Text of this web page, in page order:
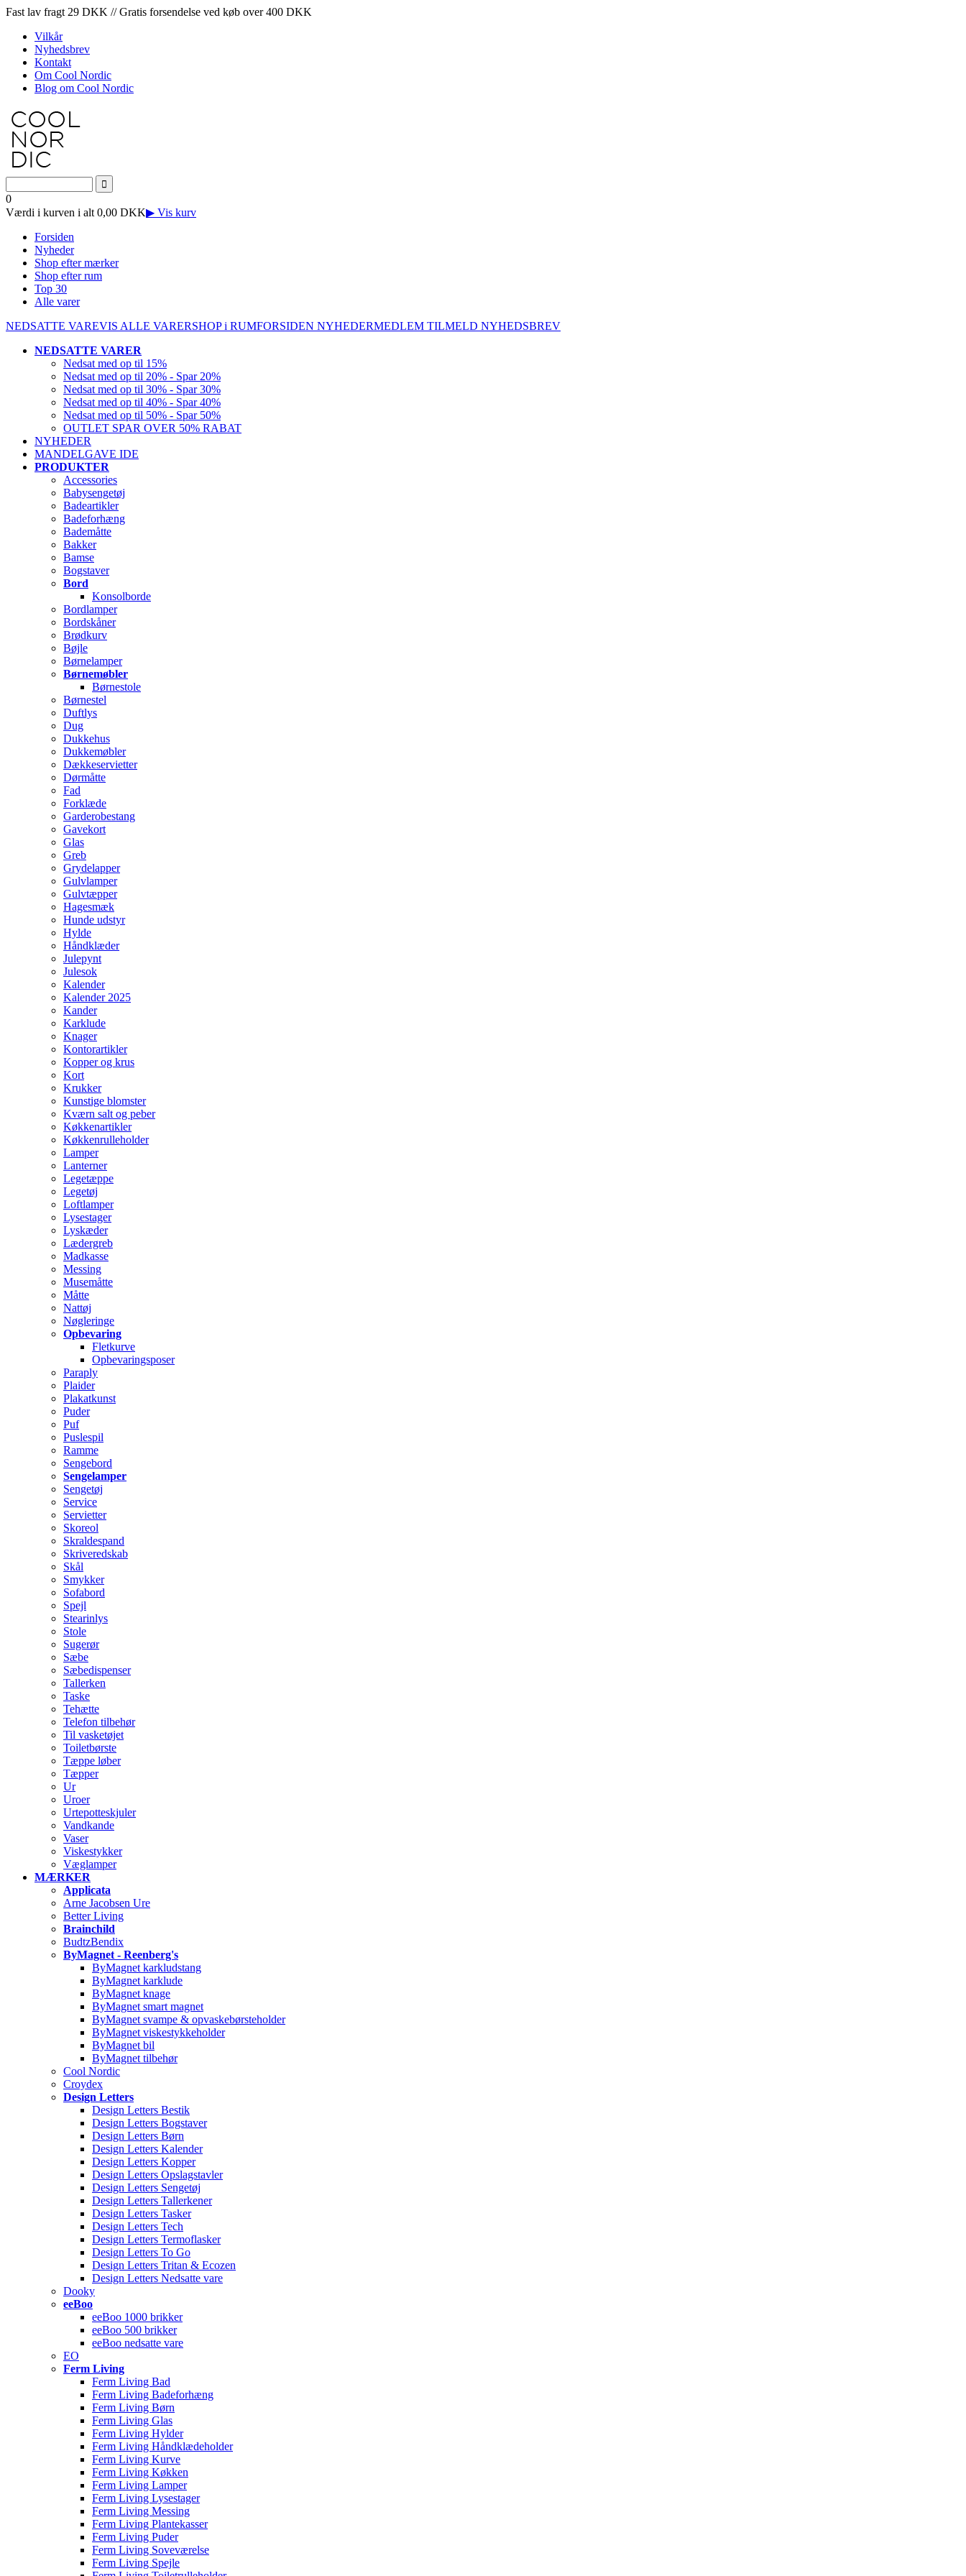
Fast lav fragt 29 DKK // Gratis forsendelse ved køb over 400 DKK
Vilkår
Nyhedsbrev
Kontakt
Om Cool Nordic
Blog om Cool Nordic
0
Værdi i kurven i alt 0,00 DKK▶ Vis kurv
Forsiden
Nyheder
Shop efter mærker
Shop efter rum
Top 30
Alle varer
NEDSATTE VAREVIS ALLE VARERSHOP i RUMFORSIDEN NYHEDERMEDLEM TILMELD NYHEDSBREV
NEDSATTE VARER
Nedsat med op til 15%
Nedsat med op til 20% - Spar 20%
Nedsat med op til 30% - Spar 30%
Nedsat med op til 40% - Spar 40%
Nedsat med op til 50% - Spar 50%
OUTLET SPAR OVER 50% RABAT
NYHEDER
MANDELGAVE IDE
PRODUKTER
Accessories
Babysengetøj
Badeartikler
Badeforhæng
Bademåtte
Bakker
Bamse
Bogstaver
Bord
Konsolborde
Bordlamper
Bordskåner
Brødkurv
Bøjle
Børnelamper
Børnemøbler
Børnestole
Børnestel
Duftlys
Dug
Dukkehus
Dukkemøbler
Dækkeservietter
Dørmåtte
Fad
Forklæde
Garderobestang
Gavekort
Glas
Greb
Grydelapper
Gulvlamper
Gulvtæpper
Hagesmæk
Hunde udstyr
Hylde
Håndklæder
Julepynt
Julesok
Kalender
Kalender 2025
Kander
Karklude
Knager
Kontorartikler
Kopper og krus
Kort
Krukker
Kunstige blomster
Kværn salt og peber
Køkkenartikler
Køkkenrulleholder
Lamper
Lanterner
Legetæppe
Legetøj
Loftlamper
Lysestager
Lyskæder
Lædergreb
Madkasse
Messing
Musemåtte
Måtte
Nattøj
Nøgleringe
Opbevaring
Fletkurve
Opbevaringsposer
Paraply
Plaider
Plakatkunst
Puder
Puf
Puslespil
Ramme
Sengebord
Sengelamper
Sengetøj
Service
Servietter
Skoreol
Skraldespand
Skriveredskab
Skål
Smykker
Sofabord
Spejl
Stearinlys
Stole
Sugerør
Sæbe
Sæbedispenser
Tallerken
Taske
Tehætte
Telefon tilbehør
Til vasketøjet
Toiletbørste
Tæppe løber
Tæpper
Ur
Uroer
Urtepotteskjuler
Vandkande
Vaser
Viskestykker
Væglamper
MÆRKER
Applicata
Arne Jacobsen Ure
Better Living
Brainchild
BudtzBendix
ByMagnet - Reenberg's
ByMagnet karkludstang
ByMagnet karklude
ByMagnet knage
ByMagnet smart magnet
ByMagnet svampe & opvaskebørsteholder
ByMagnet viskestykkeholder
ByMagnet bil
ByMagnet tilbehør
Cool Nordic
Croydex
Design Letters
Design Letters Bestik
Design Letters Bogstaver
Design Letters Børn
Design Letters Kalender
Design Letters Kopper
Design Letters Opslagstavler
Design Letters Sengetøj
Design Letters Tallerkener
Design Letters Tasker
Design Letters Tech
Design Letters Termoflasker
Design Letters To Go
Design Letters Tritan & Ecozen
Design Letters Nedsatte vare
Dooky
eeBoo
eeBoo 1000 brikker
eeBoo 500 brikker
eeBoo nedsatte vare
EO
Ferm Living
Ferm Living Bad
Ferm Living Badeforhæng
Ferm Living Børn
Ferm Living Glas
Ferm Living Hylder
Ferm Living Håndklædeholder
Ferm Living Kurve
Ferm Living Køkken
Ferm Living Lamper
Ferm Living Lysestager
Ferm Living Messing
Ferm Living Plantekasser
Ferm Living Puder
Ferm Living Soveværelse
Ferm Living Spejle